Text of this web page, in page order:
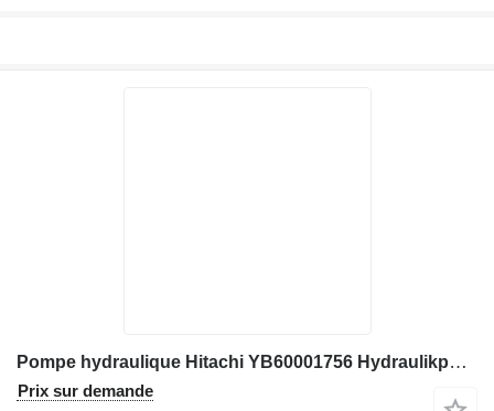
Pompe hydraulique Hitachi YB60001756 Hydraulikpumpe, YB60001350, YB60001755, Hitachi ZX190 pour excavateur Hitachi ZX190
Prix sur demande